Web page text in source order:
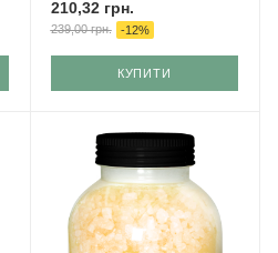
210,32грн.
239,00грн. -12%
КУПИТИ